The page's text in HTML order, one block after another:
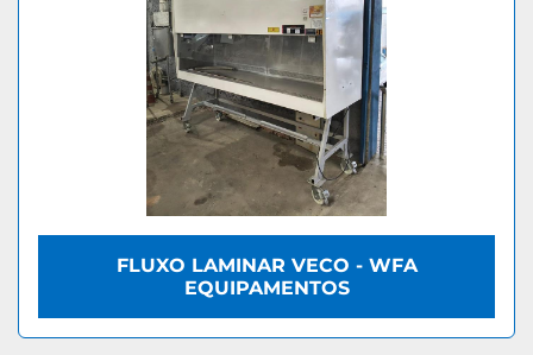
FLUXO LAMINAR VECO - WFA
EQUIPAMENTOS